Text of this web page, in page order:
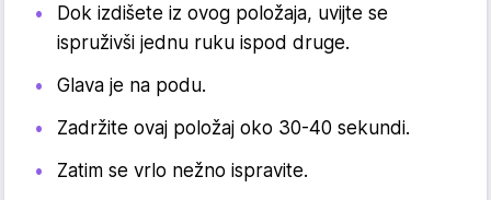
Dok izdišete iz ovog položaja, uvijte se
ispruživši jednu ruku ispod druge.
Glava je na podu.
Zadržite ovaj položaj oko 30-40 sekundi.
Zatim se vrlo nežno ispravite.